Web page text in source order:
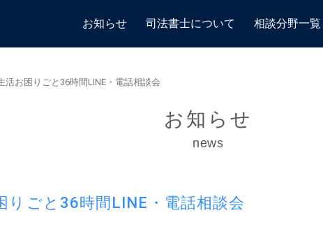
お知らせ 司法書士について 相談分野一覧
活お困りごと36時間LINE・電話相談会
お知らせ
news
りごと36時間LINE・電話相談会